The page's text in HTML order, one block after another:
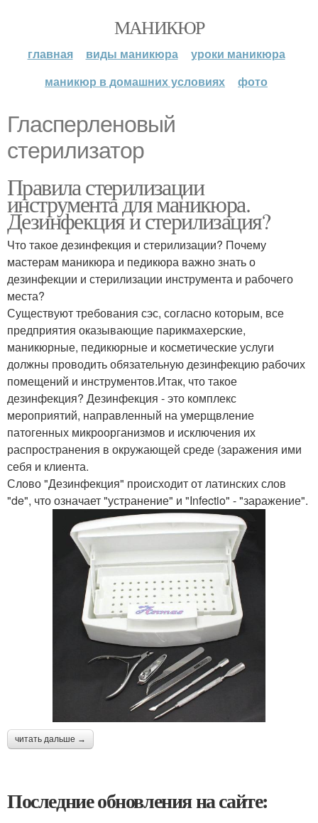
МАНИКЮР
главная виды маникюра
уроки маникюра
маникюр в домашних условиях
фото
Гласперленовый
стерилизатор
Правила стерилизации
инструмента для маникюра.
Дезинфекция и стерилизация?
Что такое дезинфекция и стерилизации? Почему
мастерам маникюра и педикюра важно знать о
дезинфекции и стерилизации инструмента и рабочего
места?
Существуют требования сэс, согласно которым, все
предприятия оказывающие парикмахерские,
маникюрные, педикюрные и косметические услуги
должны проводить обязательную дезинфекцию рабочих
помещений и инструментов.Итак, что такое
дезинфекция? Дезинфекция - это комплекс
мероприятий, направленный на умерщвление
патогенных микроорганизмов и исключения их
распространения в окружающей среде (заражения ими
себя и клиента.
Слово "Дезинфекция" происходит от латинских слов
"de", что означает "устранение" и "Infectio" - "заражение".
читать дальше →
Последние обновления на сайте: